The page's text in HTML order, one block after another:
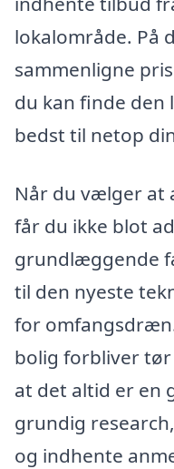
lokalområde. På
sammenligne
du kan finde den
bedst til netop
Når du vælger at
får du ikke blot
grundlæggende
til den nyeste
for
bolig forbliver tør
at det altid er en
grundig
og indhente